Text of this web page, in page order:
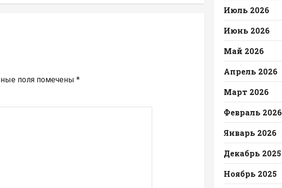
поля помечены *
Июль 2026
Июнь 2026
Май 2026
Апрель 2026
Март 2026
Февраль 2026
Январь 2026
Декабрь 2025
Ноябрь 2025